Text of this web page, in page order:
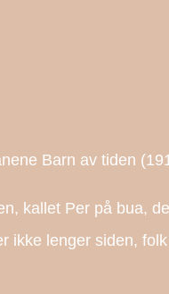
Barn av tiden
kallet Per på bua,
lenger siden,